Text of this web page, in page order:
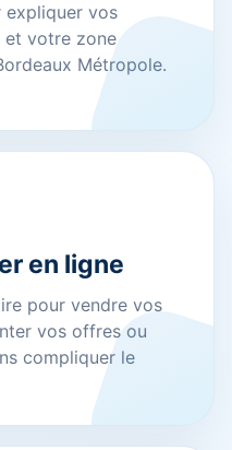
expliquer vos
et votre zone
Métropole.
en ligne
pour vendre vos
vos offres ou
compliquer le